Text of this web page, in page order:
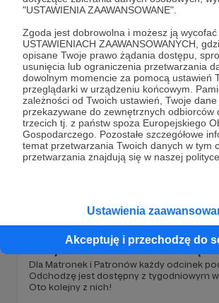
"USTAWIENIA ZAAWANSOWANE".
Zgoda jest dobrowolna i możesz ją wycofać
USTAWIENIACH ZAAWANSOWANYCH,
opisane Twoje prawo żądania dostępu,
usunięcia lub ograniczenia przetwarzania
dowolnym momencie za pomocą ustawień
przeglądarki w urządzeniu końcowym.
zależności od Twoich ustawień, Twoje dane
przekazywane do zewnętrznych odbiorców
trzecich tj. z państw spoza Europejskiego
Gospodarczego. Pozostałe szczegółowe
temat przetwarzania Twoich danych w tym
przetwarzania znajdują się w naszej
Ustawienia
Akceptuję i przechodzę do
Też Odchodzę
Brak komentarzy
14-ty odcinek Też Odchodzę
Dla Matronek i Patronów każdy odcinek
Odchodzę jest dostępny z tygodniowym
Oto kolejny z nich!